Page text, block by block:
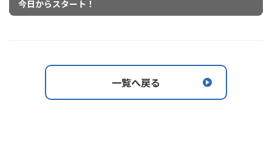
今日からスタート！
一覧へ戻る